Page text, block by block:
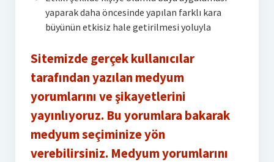
yaparak daha öncesinde yapılan farklı kara
büyünün etkisiz hale getirilmesi yoluyla
Sitemizde gerçek kullanıcılar
tarafından yazılan medyum
yorumlarını ve şikayetlerini
yayınlıyoruz. Bu yorumlara bakarak
medyum seçiminize yön
verebilirsiniz. Medyum yorumlarını